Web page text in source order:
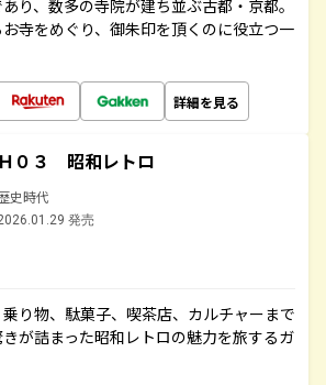
り、数多の寺院が建ち並ぶ古都・京都。
寺をめぐり、御朱印を頂くのに役立つ一
詳細を見る
Ｈ０３ 昭和レトロ
史時代
発売
り物、駄菓子、喫茶店、カルチャーまで
が詰まった昭和レトロの魅力を旅するガ